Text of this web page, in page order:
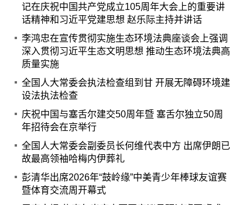
记在庆祝中国共产党成立105周年大会上的重要讲
话精神和习近平党建思想 赵乐际主持并讲话
李鸿忠在宣传贯彻实施生态环境法典座谈会上强调
深入贯彻习近平生态文明思想 推动生态环境法典高
质量实施
全国人大常委会执法检查组到甘 开展无障碍环境建
设法执法检查
庆祝中国与塞舌尔建交50周年暨 塞舌尔独立50周
年招待会在京举行
全国人大常委会副委员长何维代表中方 出席伊朗已
故最高领袖哈梅内伊葬礼
彭清华出席2026年“鼓岭缘”中美青少年棒球友谊赛
暨体育交流周开幕式